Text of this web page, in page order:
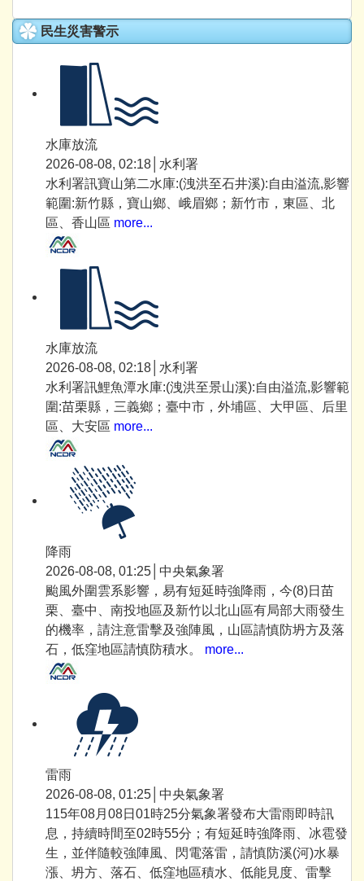
民生災害警示
水庫放流
2026-08-08, 02:18│水利署
水利署訊寶山第二水庫:(洩洪至石井溪):自由溢流,影響
範圍:新竹縣，寶山鄉、峨眉鄉；新竹市，東區、北
區、香山區 more...
水庫放流
2026-08-08, 02:18│水利署
水利署訊鯉魚潭水庫:(洩洪至景山溪):自由溢流,影響範
圍:苗栗縣，三義鄉；臺中市，外埔區、大甲區、后里
區、大安區 more...
降雨
2026-08-08, 01:25│中央氣象署
颱風外圍雲系影響，易有短延時強降雨，今(8)日苗
栗、臺中、南投地區及新竹以北山區有局部大雨發生
的機率，請注意雷擊及強陣風，山區請慎防坍方及落
石，低窪地區請慎防積水。 more...
雷雨
2026-08-08, 01:25│中央氣象署
115年08月08日01時25分氣象署發布大雷雨即時訊
息，持續時間至02時55分；有短延時強降雨、冰雹發
生，並伴隨較強陣風、閃電落雷，請慎防溪(河)水暴
漲、坍方、落石、低窪地區積水、低能見度、雷擊